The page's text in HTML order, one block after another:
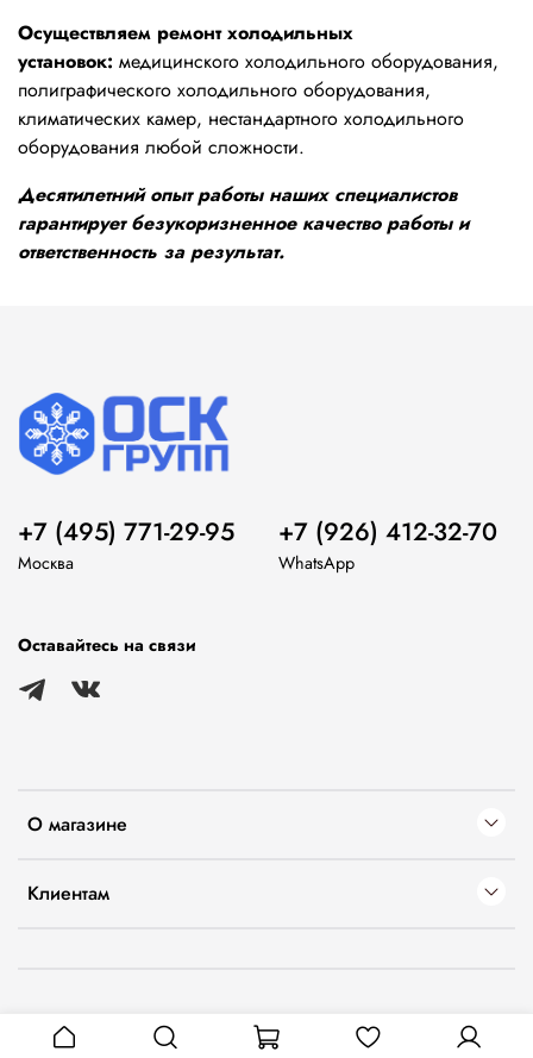
Осуществляем ремонт холодильных
установок: медицинского холодильного оборудования,
полиграфического холодильного оборудования,
климатических камер, нестандартного холодильного
оборудования любой сложности.
Десятилетний опыт работы наших специалистов
гарантирует безукоризненное качество работы и
ответственность за результат.
О магазине
Клиентам
+7 (495) 771-29-95
Москва
+7 (926) 412-32-70
WhatsApp
Оставайтесь на связи